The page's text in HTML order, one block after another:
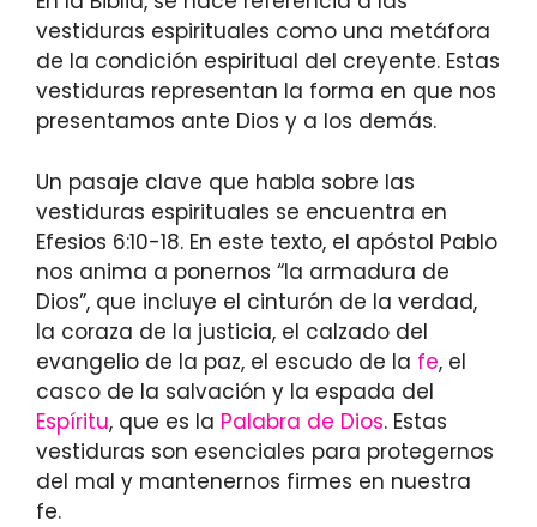
vestiduras espirituales como una metáfora
de la condición espiritual del creyente. Estas
vestiduras representan la forma en que nos
presentamos ante Dios y a los demás.
Un pasaje clave que habla sobre las
vestiduras espirituales se encuentra en
Efesios 6:10-18. En este texto, el apóstol Pablo
nos anima a ponernos “la armadura de
Dios”, que incluye el cinturón de la verdad,
la coraza de la justicia, el calzado del
evangelio de la paz, el escudo de la fe, el
casco de la salvación y la espada del
Espíritu, que es la Palabra de Dios. Estas
vestiduras son esenciales para protegernos
del mal y mantenernos firmes en nuestra
fe.